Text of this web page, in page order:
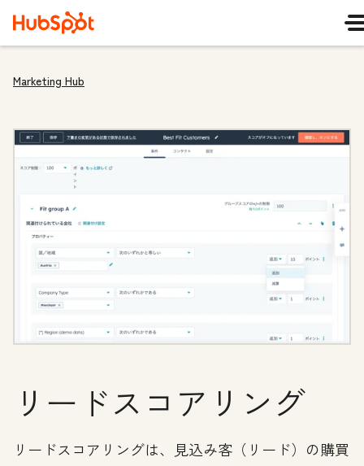
Marketing Hub
リードスコアリング
リードスコアリングは、見込み客（リード）の購買